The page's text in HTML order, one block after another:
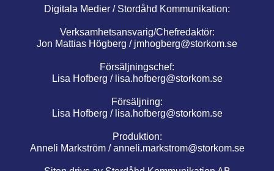
Digitala Medier / Stordåhd Kommunikation:
Verksamhetsansvarig/Chefredaktör:
Jon Mattias Högberg / jmhogberg@storkom.se
Försäljningschef:
Lisa Hofberg / lisa.hofberg@storkom.se
Försäljning:
Lisa Hofberg / lisa.hofberg@storkom.se
Produktion:
Anneli Markström /anneli.markstrom@storkom.se